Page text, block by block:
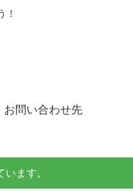
！
お問い合わせ先
ます。